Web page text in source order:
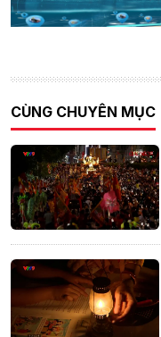
CÙNG CHUYÊN MỤC